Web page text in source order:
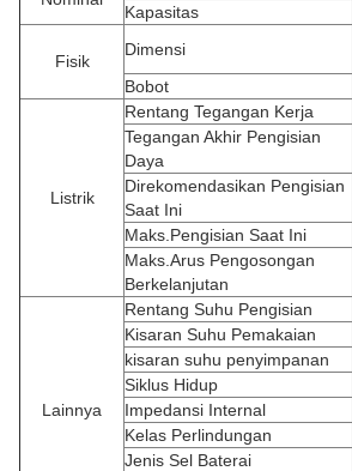
Kapasitas
Fisik
Dimensi
Bobot
Listrik
Rentang Tegangan Kerja
Tegangan Akhir Pengisian
Daya
Direkomendasikan Pengisian
Saat Ini
Maks.Pengisian Saat Ini
Maks.Arus Pengosongan
Berkelanjutan
Lainnya
Rentang Suhu Pengisian
Kisaran Suhu Pemakaian
kisaran suhu penyimpanan
Siklus Hidup
Impedansi Internal
Kelas Perlindungan
Jenis Sel Baterai